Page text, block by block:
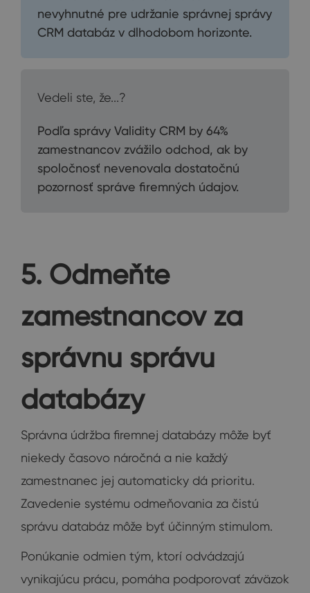
nevyhnutné pre udržanie správnej správy
CRM databáz v dlhodobom horizonte.
Vedeli ste, že...?
Podľa správy Validity CRM by 64%
zamestnancov zvážilo odchod, ak by
spoločnosť nevenovala dostatočnú
pozornosť správe firemných údajov.
5. Odmeňte
zamestnancov za
správnu správu
databázy
Správna údržba firemnej databázy môže byť
niekedy časovo náročná a nie každý
zamestnanec jej automaticky dá prioritu.
Zavedenie systému odmeňovania za čistú
správu databáz môže byť účinným stimulom.
Ponúkanie odmien tým, ktorí odvádzajú
vynikajúcu prácu, pomáha podporovať záväzok